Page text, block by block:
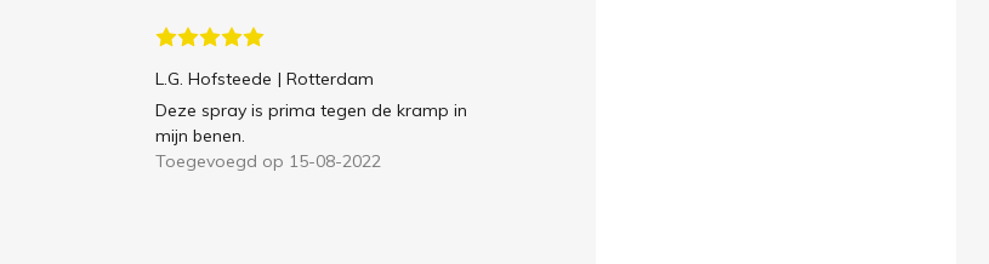
L.G. Hofsteede | Rotterdam
Deze spray is prima tegen de kramp in
mijn benen.
Toegevoegd op 15-08-2022